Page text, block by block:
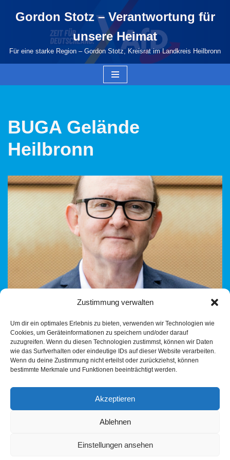
Zustimmung verwalten
Um dir ein optimales Erlebnis zu bieten, verwenden wir Technologien wie
Cookies, um Geräteinformationen zu speichern und/oder darauf
zuzugreifen. Wenn du diesen Technologien zustimmst, können wir Daten
wie das Surfverhalten oder eindeutige IDs auf dieser Website verarbeiten.
Wenn du deine Zustimmung nicht erteilst oder zurückziehst, können
bestimmte Merkmale und Funktionen beeinträchtigt werden.
Akzeptieren
Ablehnen
Einstellungen ansehen
springen
Gordon Stotz – Verantwortung für
unsere Heimat
Für eine starke Region – Gordon Stotz, Kreisrat im Landkreis Heilbronn
BUGA Gelände
Heilbronn
Mit dem Citytourbus durch Heilbronn – eingeladen von der
Stadtratsfraktion Ich war neulich mit dem Citytourbus Heilbronn
unterwegs – eingeladen als Mitarbeiter der
AfD‑Stadtratsfraktion, die…Weiterlesen »